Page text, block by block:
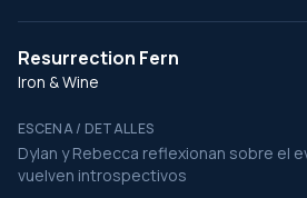
Resurrection Fern
Iron & Wine
ESCENA / DETALLES
Dylan y Rebecca reflexionan sobre el
vuelven introspectivos